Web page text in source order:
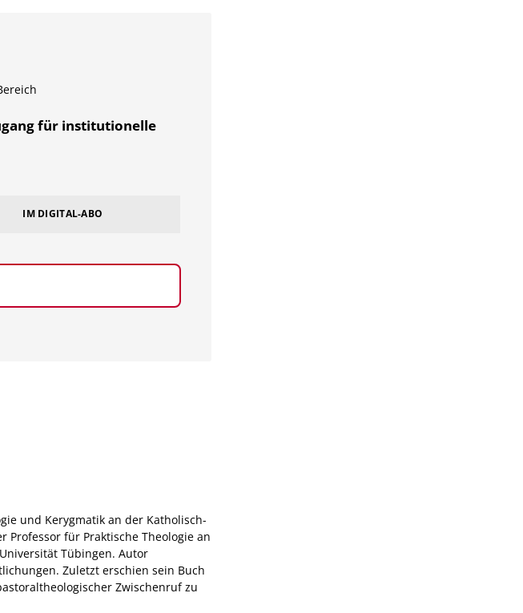
für institutionelle
IM DIGITAL-ABO
und Kerygmatik an der Katholisch-
Professor für Praktische Theologie an
Tübingen. Autor
Zuletzt erschien sein Buch
Zwischenruf zu